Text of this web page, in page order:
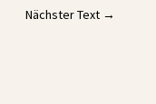
Nächster Text →